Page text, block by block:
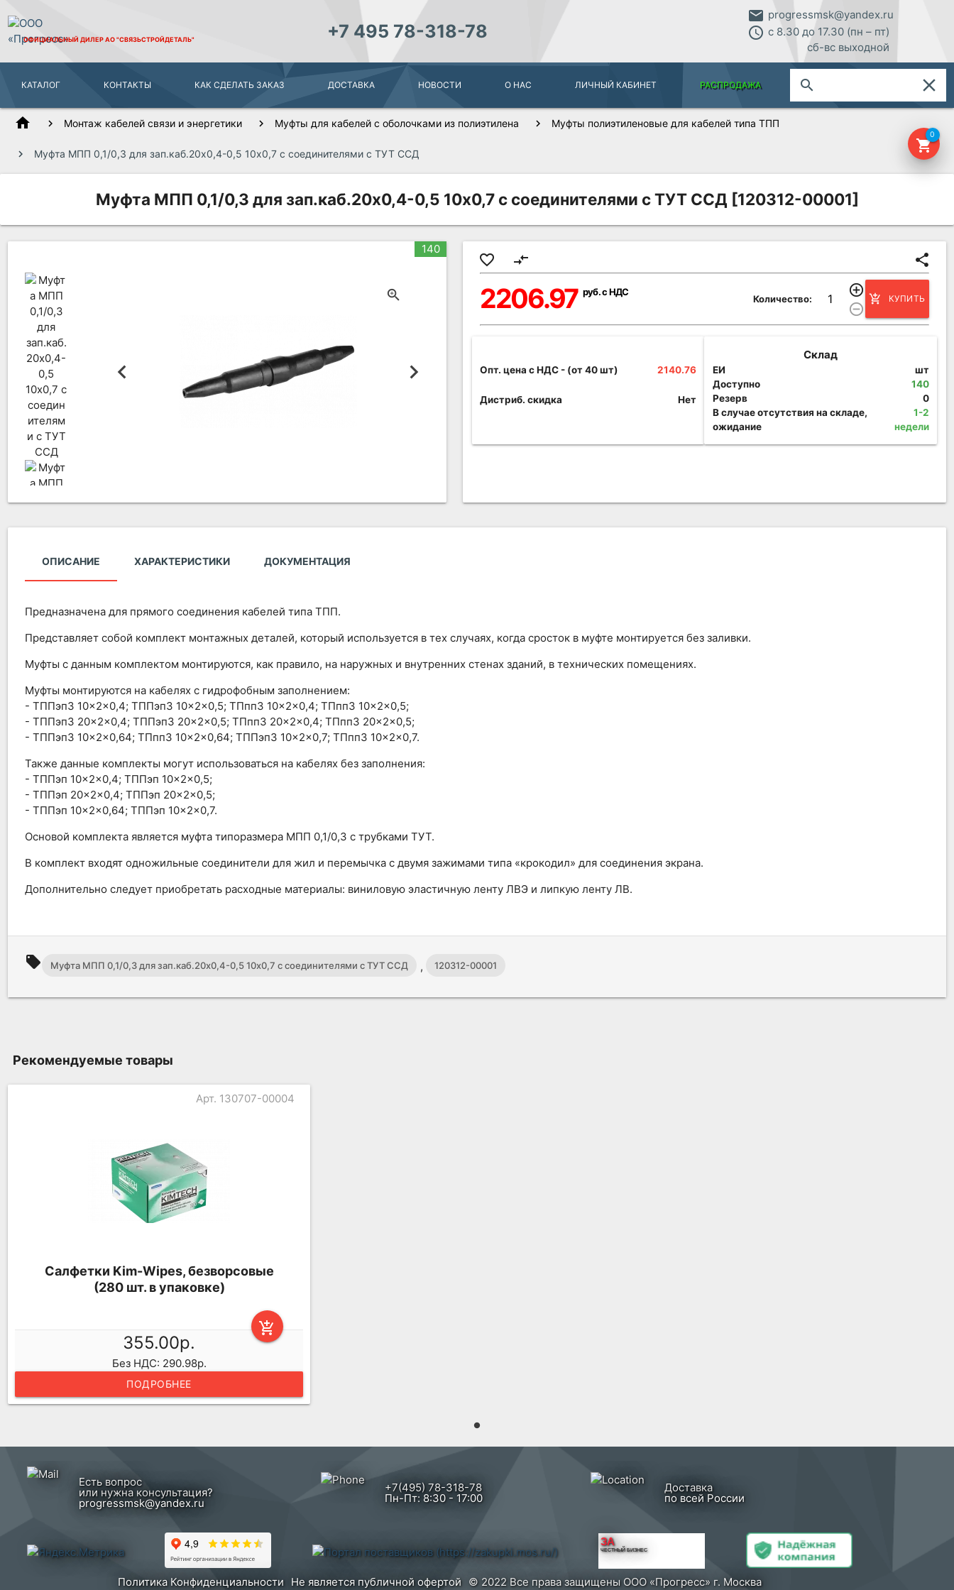
ОФИЦИАЛЬНЫЙ ДИЛЕРАО "СВЯЗЬСТРОЙДЕТАЛЬ" +7 495 78-318-78
email progressmsk@yandex.ru
access_time с 8.30 до 17.30 (пн – пт)
сб-вс выходной
КАТАЛОГ КОНТАКТЫ КАК СДЕЛАТЬ ЗАКАЗ ДОСТАВКА НОВОСТИ О НАС ЛИЧНЫЙ КАБИНЕТ РАСПРОДАЖА search close
shopping_cart
0
home Монтаж кабелей связи и энергетики Муфты для кабелей с оболочками из полиэтилена Муфты полиэтиленовые для кабелей типа ТПП
Муфта МПП 0,1/0,3 для зап.каб.20х0,4-0,5 10х0,7 с соединителями с ТУТ ССД
Муфта МПП 0,1/0,3 для зап.каб.20х0,4-0,5 10х0,7 с соединителями с ТУТ ССД [120312-00001]
140
favorite_border compare_arrows share
2206.97 руб. с НДС
Количество:
add_circle_outline
remove_circle_outline
add_shopping_cart КУПИТЬ
Опт. цена c НДС- (от 40 шт) 2140.76
Дистриб. скидка Нет
Склад
ЕИ
шт
Доступно
140
Резерв
0
В случае отсутствия на складе,
ожидание
1-2
недели
ОПИСАНИЕ ХАРАКТЕРИСТИКИ ДОКУМЕНТАЦИЯ
Предназначена для прямого соединения кабелей типа ТПП.
Представляет собой комплект монтажных деталей, который используется в тех случаях, когда сросток в муфте монтируется без заливки.
Муфты с данным комплектом монтируются, как правило, на наружных и внутренних стенах зданий, в технических помещениях.
Муфты монтируются на кабелях с гидрофобным заполнением:
- ТППэпЗ 10×2×0,4; ТППэпЗ 10×2×0,5; ТПппЗ 10×2×0,4; ТПппЗ 10×2×0,5;
- ТППэпЗ 20×2×0,4; ТППэпЗ 20×2×0,5; ТПппЗ 20×2×0,4; ТПппЗ 20×2×0,5;
- ТППэпЗ 10×2×0,64; ТПппЗ 10×2×0,64; ТППэпЗ 10×2×0,7; ТПппЗ 10×2×0,7.
Также данные комплекты могут использоваться на кабелях без заполнения:
- ТППэп 10×2×0,4; ТППэп 10×2×0,5;
- ТППэп 20×2×0,4; ТППэп 20×2×0,5;
- ТППэп 10×2×0,64; ТППэп 10×2×0,7.
Основой комплекта является муфта типоразмера МПП 0,1/0,3 с трубками ТУТ.
В комплект входят одножильные соединители для жил и перемычка с двумя зажимами типа «крокодил» для соединения экрана.
Дополнительно следует приобретать расходные материалы: виниловую эластичную ленту ЛВЭ и липкую ленту ЛВ.
local_offer Муфта МПП 0,1/0,3 для зап.каб.20х0,4-0,5 10х0,7 с соединителями с ТУТ ССД , 120312-00001
Рекомендуемые товары
Арт. 130707-00004
Салфетки Kim-Wipes, безворсовые
(280 шт. в упаковке)
add_shopping_cart
355.00р.
Без НДС: 290.98р.
ПОДРОБНЕЕ
Есть вопрос
или нужна консультация?
progressmsk@yandex.ru
+7(495) 78-318-78
Пн-Пт: 8:30 - 17:00
Доставка
по всей России
ЗА
ЧЕСТНЫЙ БИЗНЕС
Политика Конфиденциальности Не является публичной офертой © 2022 Все права защищены ООО «Прогресс» г. Москва